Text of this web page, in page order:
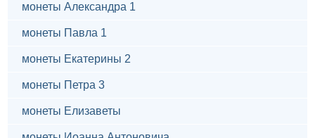
монеты Александра 1
монеты Павла 1
монеты Екатерины 2
монеты Петра 3
монеты Елизаветы